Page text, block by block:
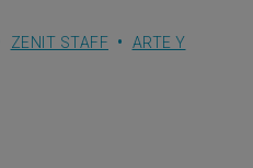
ZENIT STAFF
ARTE Y